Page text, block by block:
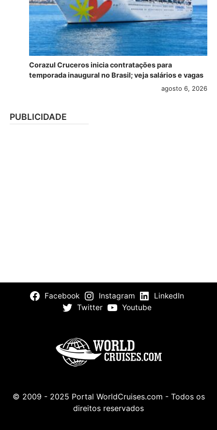
Corazul Cruceros inicia contratações para
temporada inaugural no Brasil; veja salários e vagas
agosto 6, 2026
PUBLICIDADE
Facebook Instagram
LinkedIn
Twitter
Youtube
© 2009 - 2025 Portal WorldCruises.com - Todos os
direitos reservados